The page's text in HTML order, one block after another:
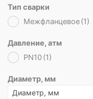
Тип сварки
Межфланцевое(1)
Давление, атм
PN10(1)
Диаметр, мм
Диаметр, мм